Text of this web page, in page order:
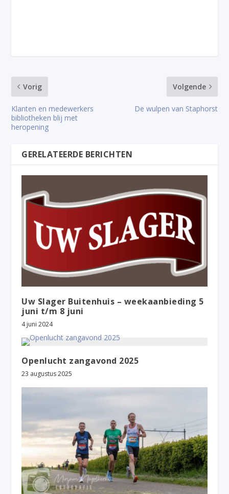
Vorig
Klanten en medewerkers
bibliotheken blij met
heropening
Volgende
De wulpen van Staphorst
GERELATEERDE BERICHTEN
Uw Slager Buitenhuis – weekaanbieding 5
juni t/m 8 juni
4 juni 2024
Openlucht zangavond 2025
23 augustus 2025